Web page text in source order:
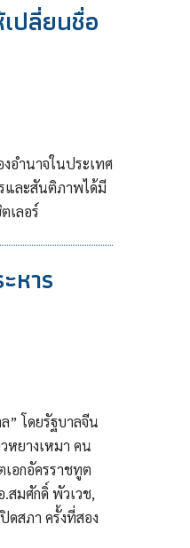
ปลี่ยนชื่อ
อำนาจในประเทศ
และสันติภาพได้มี
เลอร์
หาร
” โดยรัฐบาลจีน
หยางเหมา คน
อกอัครราชทูต
สมศักดิ์ พัวเวช,
ดสภา ครั้งที่สอง